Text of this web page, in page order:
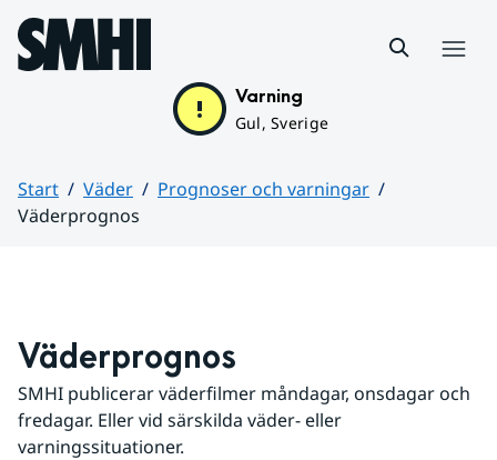
Hoppa till sidans innehåll
Varning
Gul, Sverige
Start Väder
Prognoser och varningar
Väderprognos
Väderprognos
SMHI publicerar väderfilmer måndagar, onsdagar och
fredagar. Eller vid särskilda väder- eller
varningssituationer.